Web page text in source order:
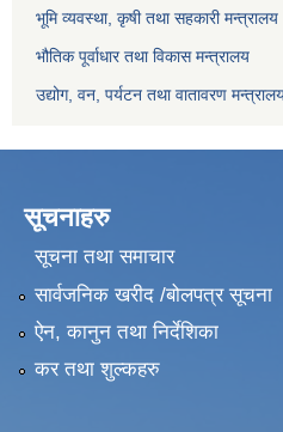
भूमि व्यवस्था, कृषी तथा सहकारी मन्त्रालय
भौतिक पूर्वाधार तथा विकास मन्त्रालय
उद्योग, वन, पर्यटन तथा वातावरण
सूचनाहरु
सूचना तथा समाचार
सार्वजनिक खरीद /बोलपत्र सूचना
ऐन, कानुन तथा निर्देशिका
कर तथा शुल्कहरु